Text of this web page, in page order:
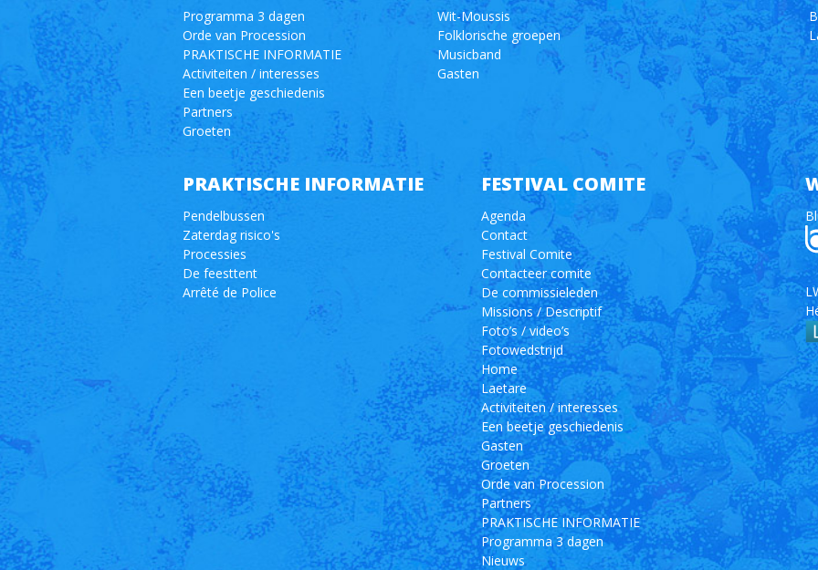
Programma 3 dagen
Orde van Procession
PRAKTISCHE INFORMATIE
Activiteiten / interesses
Een beetje geschiedenis
Partners
Groeten
Wit-Moussis
Folklorische groepen
Musicband
Gasten
PRAKTISCHE INFORMATIE
Pendelbussen
Zaterdag risico's
Processies
De feesttent
Arrêté de Police
FESTIVAL COMITE
Agenda
Contact
Festival Comite
Contacteer comite
De commissieleden
Missions / Descriptif
Foto’s / video’s
Fotowedstrijd
Home
Laetare
Activiteiten / interesses
Een beetje geschiedenis
Gasten
Groeten
Orde van Procession
Partners
PRAKTISCHE INFORMATIE
Programma 3 dagen
Nieuws